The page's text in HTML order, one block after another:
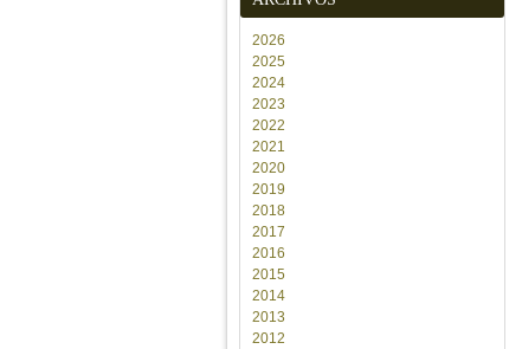
2026
2025
2024
2023
2022
2021
2020
2019
2018
2017
2016
2015
2014
2013
2012